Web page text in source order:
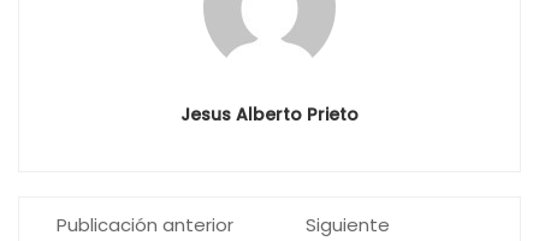
Jesus Alberto Prieto
Publicación anterior
Siguiente